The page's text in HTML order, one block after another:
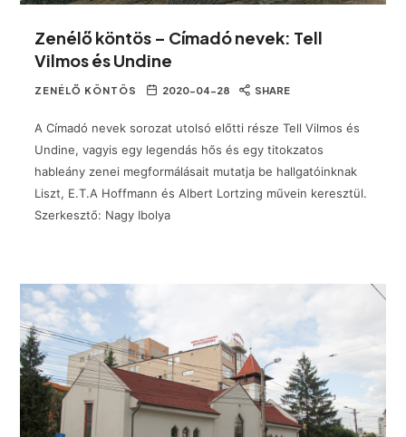
Zenélő köntös – Címadó nevek: Tell
Vilmos és Undine
ZENÉLŐ KÖNTÖS 2020-04-28 SHARE
A Címadó nevek sorozat utolsó előtti része Tell Vilmos és
Undine, vagyis egy legendás hős és egy titokzatos
hableány zenei megformálásait mutatja be hallgatóinknak
Liszt, E.T.A Hoffmann és Albert Lortzing művein keresztül.
Szerkesztő: Nagy Ibolya